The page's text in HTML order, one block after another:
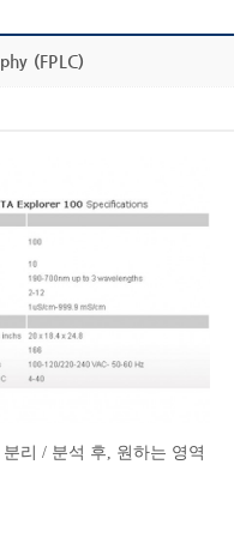
(FPLC)
리 / 분석 후, 원하는 영역